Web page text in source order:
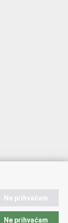
Hrvatsku
Ne prihvaćam
Ne prihvaćam